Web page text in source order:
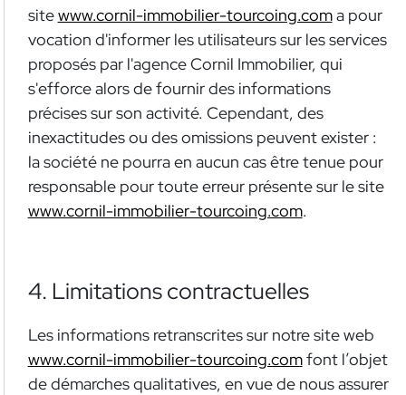
sitewww.cornil-immobilier-tourcoing.coma pour
vocation d'informer les utilisateurs sur les services
proposés par l'agence Cornil Immobilier, qui
s'efforce alors de fournir des informations
précises sur son activité. Cependant, des
inexactitudes ou des omissions peuvent exister :
la société ne pourra en aucun cas être tenue pour
responsable pour toute erreur présente sur le site
www.cornil-immobilier-tourcoing.com.
4. Limitations contractuelles
Les informations retranscrites sur notre site web
www.cornil-immobilier-tourcoing.comfont l’objet
de démarches qualitatives, en vue de nous assurer